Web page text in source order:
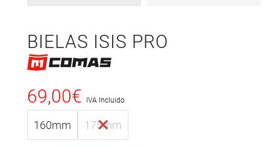
BIELAS ISIS PRO
69,00€ IVA Incluido
160mm 175mm